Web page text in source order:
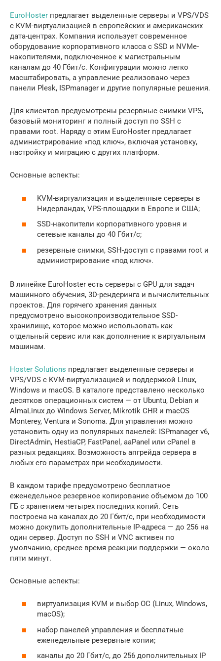
EuroHoster предлагает выделенные серверы и VPS/VDS
с KVM-виртуализацией в европейских и американских
дата-центрах. Компания использует современное
оборудование корпоративного класса с SSD и NVMe-
накопителями, подключенное к магистральным
каналам до 40 Гбит/с. Конфигурации можно легко
масштабировать, а управление реализовано через
панели Plesk, ISPmanager и другие популярные решения.
Для клиентов предусмотрены резервные снимки VPS,
базовый мониторинг и полный доступ по SSH с
правами root. Наряду с этим EuroHoster предлагает
администрирование «под ключ», включая установку,
настройку и миграцию с других платформ.
Основные аспекты:
KVM-виртуализация и выделенные серверы в
Нидерландах, VPS-площадки в Европе и США;
SSD-накопители корпоративного уровня и
сетевые каналы до 40 Гбит/с;
резервные снимки, SSH-доступ с правами root и
администрирование «под ключ».
В линейке EuroHoster есть серверы с GPU для задач
машинного обучения, 3D-рендеринга и вычислительных
проектов. Для горячего хранения данных
предусмотрено высокопроизводительное SSD-
хранилище, которое можно использовать как
отдельный сервис или как дополнение к виртуальным
машинам.
Hoster Solutions предлагает выделенные серверы и
VPS/VDS с KVM-виртуализацией и поддержкой Linux,
Windows и macOS. В каталоге представлено несколько
десятков операционных систем — от Ubuntu, Debian и
AlmaLinux до Windows Server, Mikrotik CHR и macOS
Monterey, Ventura и Sonoma. Для управления можно
установить одну из популярных панелей: ISPmanager v6,
DirectAdmin, HestiaCP, FastPanel, aaPanel или cPanel в
разных редакциях. Возможность апгрейда сервера в
любых его параметрах при необходимости.
В каждом тарифе предусмотрено бесплатное
еженедельное резервное копирование объемом до 100
ГБ с хранением четырех последних копий. Сеть
построена на каналах до 20 Гбит/с, при необходимости
можно докупить дополнительные IP-адреса — до 256 на
один сервер. Доступ по SSH и VNC активен по
умолчанию, среднее время реакции поддержки — около
пяти минут.
Основные аспекты:
виртуализация KVM и выбор ОС (Linux, Windows,
macOS);
набор панелей управления и бесплатные
еженедельные резервные копии;
каналы до 20 Гбит/с, до 256 дополнительных IP